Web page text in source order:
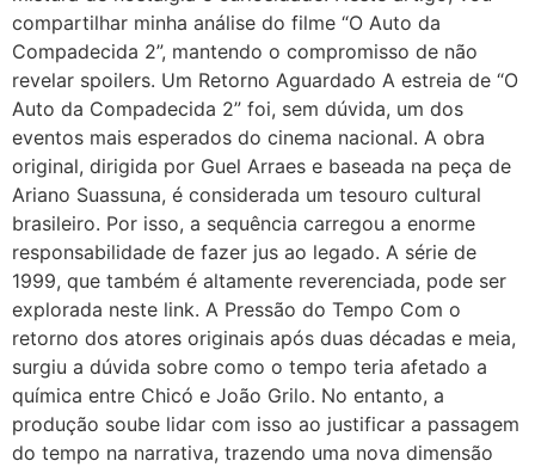
compartilhar minha análise do filme “O Auto da
Compadecida 2”, mantendo o compromisso de não
revelar spoilers. Um Retorno Aguardado A estreia de “O
Auto da Compadecida 2” foi, sem dúvida, um dos
eventos mais esperados do cinema nacional. A obra
original, dirigida por Guel Arraes e baseada na peça de
Ariano Suassuna, é considerada um tesouro cultural
brasileiro. Por isso, a sequência carregou a enorme
responsabilidade de fazer jus ao legado. A série de
1999, que também é altamente reverenciada, pode ser
explorada neste link. A Pressão do Tempo Com o
retorno dos atores originais após duas décadas e meia,
surgiu a dúvida sobre como o tempo teria afetado a
química entre Chicó e João Grilo. No entanto, a
produção soube lidar com isso ao justificar a passagem
do tempo na narrativa, trazendo uma nova dimensão